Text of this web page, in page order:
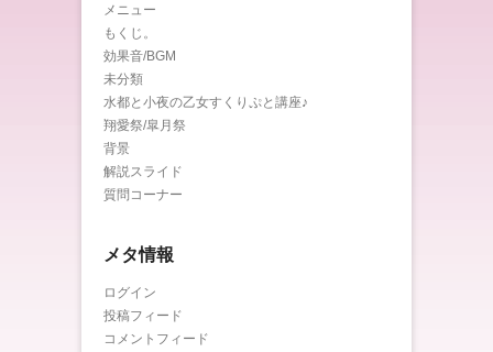
メニュー
もくじ。
効果音/BGM
未分類
水都と小夜の乙女すくりぷと講座♪
翔愛祭/皐月祭
背景
解説スライド
質問コーナー
メタ情報
ログイン
投稿フィード
コメントフィード